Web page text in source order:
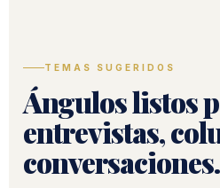
TEMAS SUGERIDOS
Ángulos listos
entrevistas,
conversaciones.